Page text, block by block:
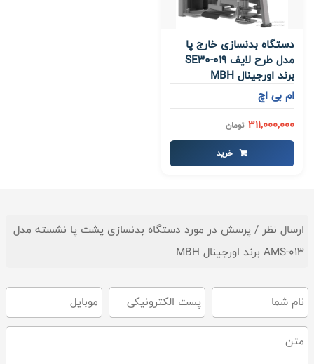
دستگاه بدنسازی خارج پا
مدل طرح لایف SE30-019
برند اورجینال MBH
ام بی اچ
311,000,000 تومان
خرید
ارسال نظر / پرسش در مورد دستگاه بدنسازی پشت پا نشسته مدل
AMS-013 برند اورجینال MBH